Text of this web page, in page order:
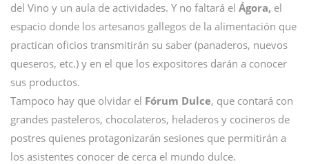
del Vino y un aula de actividades. Y no faltará el Ágora, el
espacio donde los artesanos gallegos de la alimentación que
practican oficios transmitirán su saber (panaderos, nuevos
queseros, etc.) y en el que los expositores darán a conocer
sus productos.
Tampoco hay que olvidar el Fórum Dulce, que contará con
grandes pasteleros, chocolateros, heladeros y cocineros de
postres quienes protagonizarán sesiones que permitirán a
los asistentes conocer de cerca el mundo dulce.